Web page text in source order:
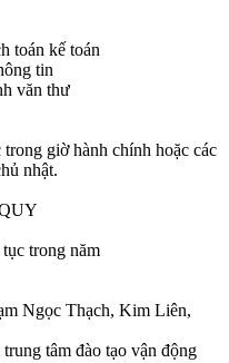
toán kế toán
tin
văn thư
giờ hành chính hoặc các
nhật.
trong năm
Ngọc Thạch, Kim Liên,
tâm đào tạo vận động